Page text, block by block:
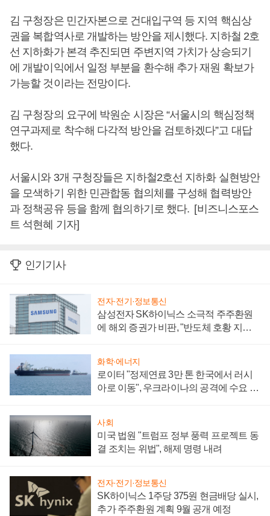
김 구청장은 민간자본으로 건대입구역 등 지역 핵심상
권을 복합역사로 개발하는 방안을 제시했다. 지하철 2호
선 지하화가 본격 추진되면 주변지역 가치가 상승되기
에 개발이익에서 일정 부분을 환수해 추가 재원 확보가
가능할 것이라는 전망이다.
김 구청장의 요구에 박원순 시장은 “서울시의 핵심정책
연구과제로 착수해 다각적 방안을 검토하겠다”고 대답
했다.
서울시와 3개 구청장들은 지하철2호선 지하화 실현방안
을 모색하기 위한 민관합동 협의체를 구성해 협력방안
과 정책공유 등을 함께 협의하기로 했다. [비즈니스포스
트 석현혜 기자]
인기기사
전자·전기·정보통신
삼성전자 SK하이닉스 소극적 주주환원
에 해외 증권가 비판, "반도체 호황 지속
화학·에너지
로이터 "정제연료 3만 톤 한국에서 러시
아로 이동", 우크라이나의 공격에 수요 늘
사회
미국 법원 "트럼프 정부 풍력 프로젝트 동
결 조치는 위법", 해제 명령 내려
전자·전기·정보통신
SK하이닉스 1주당 375원 현금배당 실시,
추가 주주환원 계획 9월 공개 예정